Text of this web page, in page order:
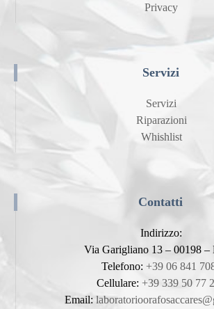
Privacy
Servizi
Servizi
Riparazioni
Whishlist
Contatti
Indirizzo:
Via Garigliano 13 – 00198 –
Telefono: +39 06 841
Cellulare: +39 339 50 77
Email: